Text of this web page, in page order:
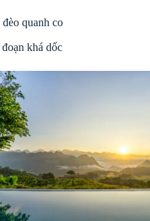
quanh co
khá dốc